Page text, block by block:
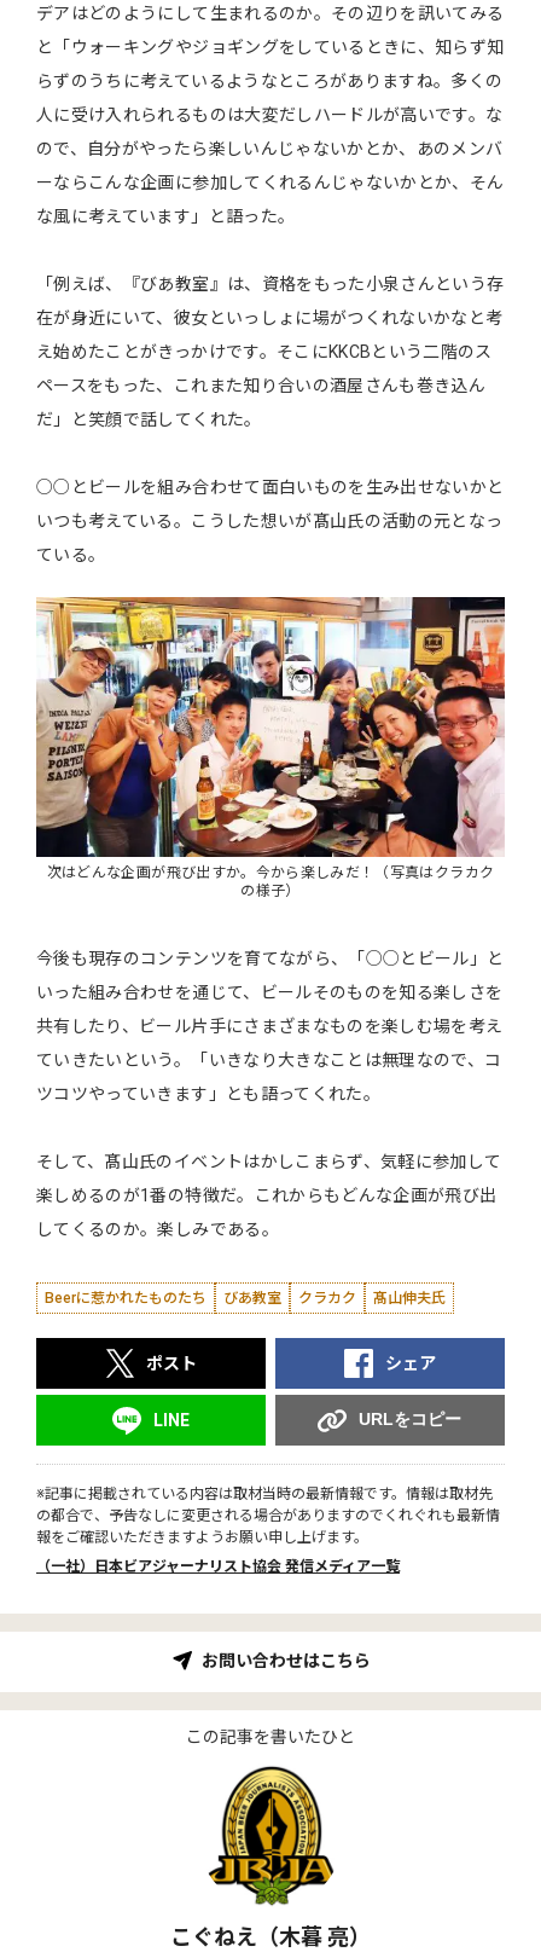
デアはどのようにして生まれるのか。その辺りを訊いてみる
と「ウォーキングやジョギングをしているときに、知らず知
らずのうちに考えているようなところがありますね。多くの
人に受け入れられるものは大変だしハードルが高いです。な
ので、自分がやったら楽しいんじゃないかとか、あのメンバ
ーならこんな企画に参加してくれるんじゃないかとか、そん
な風に考えています」と語った。
「例えば、『びあ教室』は、資格をもった小泉さんという存
在が身近にいて、彼女といっしょに場がつくれないかなと考
え始めたことがきっかけです。そこにKKCBという二階のス
ペースをもった、これまた知り合いの酒屋さんも巻き込ん
だ」と笑顔で話してくれた。
○○とビールを組み合わせて面白いものを生み出せないかと
いつも考えている。こうした想いが髙山氏の活動の元となっ
ている。
次はどんな企画が飛び出すか。今から楽しみだ！（写真はクラカク
の様子）
今後も現存のコンテンツを育てながら、「○○とビール」と
いった組み合わせを通じて、ビールそのものを知る楽しさを
共有したり、ビール片手にさまざまなものを楽しむ場を考え
ていきたいという。「いきなり大きなことは無理なので、コ
ツコツやっていきます」とも語ってくれた。
そして、髙山氏のイベントはかしこまらず、気軽に参加して
楽しめるのが1番の特徴だ。これからもどんな企画が飛び出
してくるのか。楽しみである。
Beerに惹かれたものたち びあ教室 クラカク 髙山伸夫氏
ポスト シェア
LINE URLをコピー
※記事に掲載されている内容は取材当時の最新情報です。情報は取材先
の都合で、予告なしに変更される場合がありますのでくれぐれも最新情
報をご確認いただきますようお願い申し上げます。
（一社）日本ビアジャーナリスト協会 発信メディア一覧
お問い合わせはこちら
この記事を書いたひと
こぐねえ（木暮 亮）